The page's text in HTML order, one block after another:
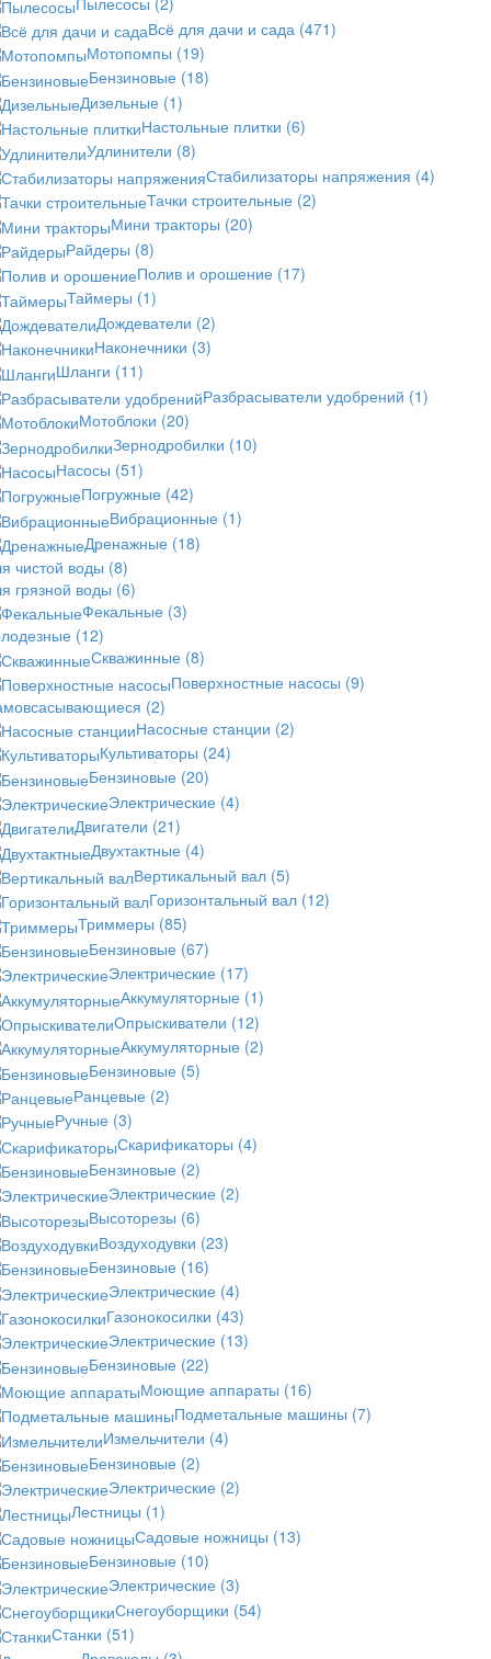
Всё для дачи и сада (471)
Мотопомпы (19)
Бензиновые (18)
Дизельные (1)
Настольные плитки (6)
Удлинители (8)
Стабилизаторы напряжения (4)
Тачки строительные (2)
Мини тракторы (20)
Райдеры (8)
Полив и орошение (17)
Таймеры (1)
Дождеватели (2)
Наконечники (3)
Шланги (11)
Разбрасыватели удобрений (1)
Мотоблоки (20)
Зернодробилки (10)
Насосы (51)
Погружные (42)
Вибрационные (1)
Дренажные (18)
чистой воды (8)
грязной воды (6)
Фекальные (3)
(12)
Скважинные (8)
Поверхностные насосы (9)
(2)
Насосные станции (2)
Культиваторы (24)
Бензиновые (20)
Электрические (4)
Двигатели (21)
Двухтактные (4)
Вертикальный вал (5)
Горизонтальный вал (12)
Триммеры (85)
Бензиновые (67)
Электрические (17)
Аккумуляторные (1)
Опрыскиватели (12)
Аккумуляторные (2)
Бензиновые (5)
Ранцевые (2)
Ручные (3)
Скарификаторы (4)
Бензиновые (2)
Электрические (2)
Высоторезы (6)
Воздуходувки (23)
Бензиновые (16)
Электрические (4)
Газонокосилки (43)
Электрические (13)
Бензиновые (22)
Моющие аппараты (16)
Подметальные машины (7)
Измельчители (4)
Бензиновые (2)
Электрические (2)
Лестницы (1)
Садовые ножницы (13)
Бензиновые (10)
Электрические (3)
Снегоуборщики (54)
Станки (51)